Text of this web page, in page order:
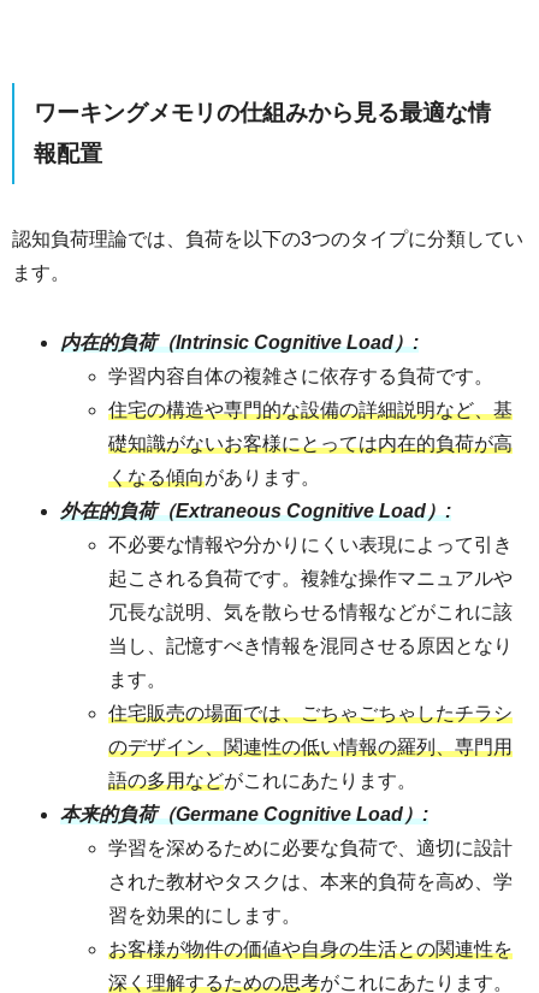
ワーキングメモリの仕組みから見る最適な情
報配置
認知負荷理論では、負荷を以下の3つのタイプに分類してい
ます。
内在的負荷（Intrinsic Cognitive Load）:
学習内容自体の複雑さに依存する負荷です。
住宅の構造や専門的な設備の詳細説明など、基
礎知識がないお客様にとっては内在的負荷が高
くなる傾向があります。
外在的負荷（Extraneous Cognitive Load）:
不必要な情報や分かりにくい表現によって引き
起こされる負荷です。複雑な操作マニュアルや
冗長な説明、気を散らせる情報などがこれに該
当し、記憶すべき情報を混同させる原因となり
ます。
住宅販売の場面では、ごちゃごちゃしたチラシ
のデザイン、関連性の低い情報の羅列、専門用
語の多用などがこれにあたります。
本来的負荷（Germane Cognitive Load）:
学習を深めるために必要な負荷で、適切に設計
された教材やタスクは、本来的負荷を高め、学
習を効果的にします。
お客様が物件の価値や自身の生活との関連性を
深く理解するための思考がこれにあたります。